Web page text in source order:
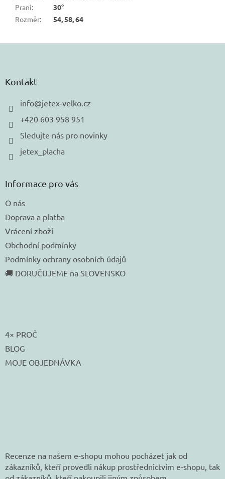
Praní:
30°
Rozměr: 54, 58, 64
Kontakt
info@jetex-velko.cz
+420 603 958 951
Sledujte nás pro novinky
jetex_placha
Informace pro vás
O nás
Doprava a platba
Vrácení zboží
Obchodní podmínky
Podmínky ochrany osobních údajů
🚚 DORUČUJEME na SLOVENSKO
4× PROČ
BLOG
MOJE OBJEDNÁVKA
Recenze na našem e-shopu mohou pocházet jak od
zákazníků, kteří provedli nákup prostřednictvím e-shopu, tak